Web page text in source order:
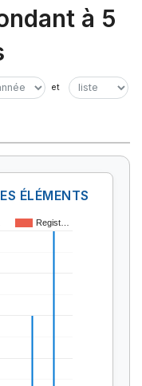
à 5
ÉLÉMENTS
Regist…